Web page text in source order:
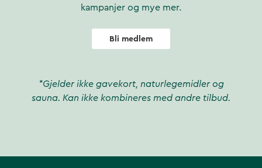
kampanjer og mye mer.
Bli medlem
*Gjelder ikke gavekort, naturlegemidler og
sauna. Kan ikke kombineres med andre tilbud.